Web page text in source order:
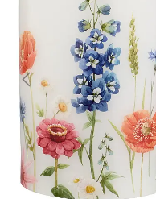
gallery